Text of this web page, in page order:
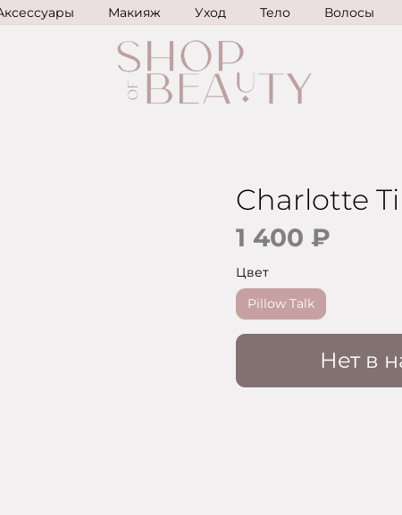
Макияж Уход Тело Волосы
Charlotte
1 400 ₽
Нет в
Цвет
Pillow Talk